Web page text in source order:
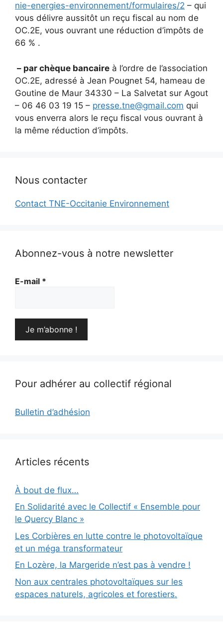
nie-energies-environnement/formulaires/2 – qui
vous délivre aussitôt un reçu fiscal au nom de
OC.2E, vous ouvrant une réduction d’impôts de
66 % .
– par chèque bancaire à l’ordre de l’association
OC.2E, adressé à Jean Pougnet 54, hameau de
Goutine de Maur 34330 – La Salvetat sur Agout
– 06 46 03 19 15 – presse.tne@gmail.com qui
vous enverra alors le reçu fiscal vous ouvrant à
la même réduction d’impôts.
Nous contacter
Contact TNE-Occitanie Environnement
Abonnez-vous à notre newsletter
E-mail *
Pour adhérer au collectif régional
Bulletin d’adhésion
Articles récents
À bout de flux…
En Solidarité avec le Collectif « Ensemble pour
le Quercy Blanc »
Les Corbières en lutte contre le photovoltaïque
et un méga transformateur
En Lozère, la Margeride n’est pas à vendre !
Non aux centrales photovoltaïques sur les
espaces naturels, agricoles et forestiers.